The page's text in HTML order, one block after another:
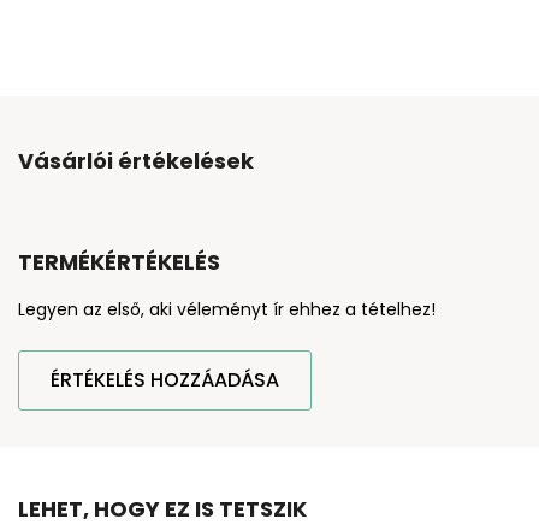
Vásárlói értékelések
TERMÉKÉRTÉKELÉS
Legyen az első, aki véleményt ír ehhez a tételhez!
ÉRTÉKELÉS HOZZÁADÁSA
LEHET, HOGY EZ IS TETSZIK